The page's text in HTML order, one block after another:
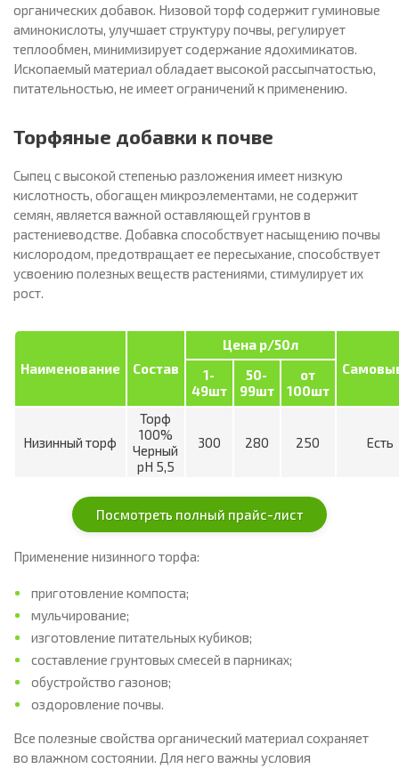
органических добавок. Низовой торф содержит гуминовые
аминокислоты, улучшает структуру почвы, регулирует
теплообмен, минимизирует содержание ядохимикатов.
Ископаемый материал обладает высокой рассыпчатостью,
питательностью, не имеет ограничений к применению.
Торфяные добавки к почве
Сыпец с высокой степенью разложения имеет низкую
кислотность, обогащен микроэлементами, не содержит
семян, является важной оставляющей грунтов в
растениеводстве. Добавка способствует насыщению почвы
кислородом, предотвращает ее пересыхание, способствует
усвоению полезных веществ растениями, стимулирует их
рост.
Наименование Состав
Цена р/50л
1-
49шт
50-
99шт
от
100шт
Низинный торф
Торф
100%
Черный
pH 5,5
300 280 250 Есть
Посмотреть полный прайс-лист
Применение низинного торфа:
приготовление компоста;
мульчирование;
изготовление питательных кубиков;
составление грунтовых смесей в парниках;
обустройство газонов;
оздоровление почвы.
Все полезные свойства органический материал сохраняет
во влажном состоянии. Для него важны условия